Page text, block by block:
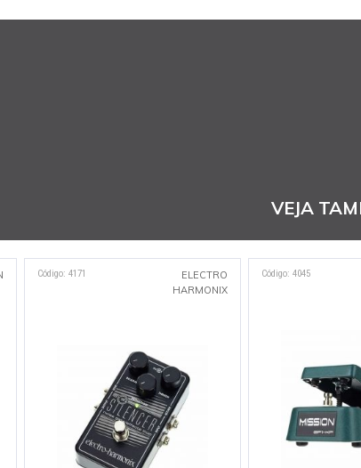
VEJA
Código: 4171
ELECTRO
HARMONIX
Código: 4045